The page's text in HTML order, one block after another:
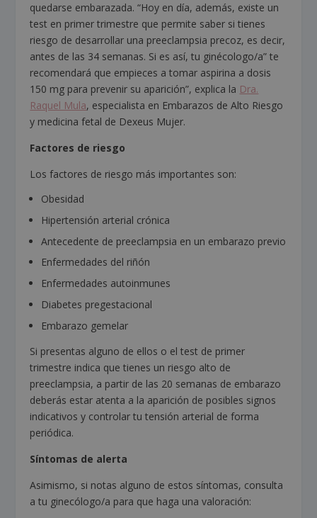
quedarse embarazada. “Hoy en día, además, existe un
test en primer trimestre que permite saber si tienes
riesgo de desarrollar una preeclampsia precoz, es decir,
antes de las 34 semanas. Si es así, tu ginécologo/a” te
recomendará que empieces a tomar aspirina a dosis
150 mg para prevenir su aparición”, explica la Dra.
Raquel Mula, especialista en Embarazos de Alto Riesgo
y medicina fetal de Dexeus Mujer.
Factores de riesgo
Los factores de riesgo más importantes son:
Obesidad
Hipertensión arterial crónica
Antecedente de preeclampsia en un embarazo previo
Enfermedades del riñón
Enfermedades autoinmunes
Diabetes pregestacional
Embarazo gemelar
Si presentas alguno de ellos o el test de primer
trimestre indica que tienes un riesgo alto de
preeclampsia, a partir de las 20 semanas de embarazo
deberás estar atenta a la aparición de posibles signos
indicativos y controlar tu tensión arterial de forma
periódica.
Síntomas de alerta
Asimismo, si notas alguno de estos síntomas, consulta
a tu ginecólogo/a para que haga una valoración: